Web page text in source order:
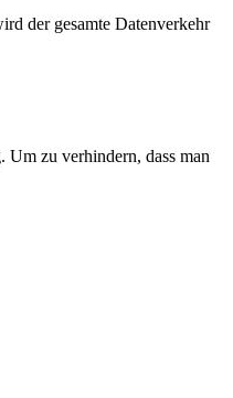
der gesamte Datenverkehr
zu verhindern, dass man